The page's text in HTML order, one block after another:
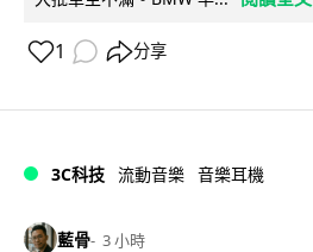
1 分享
3C科技 流動音樂 音樂耳機
藍骨 3 小時